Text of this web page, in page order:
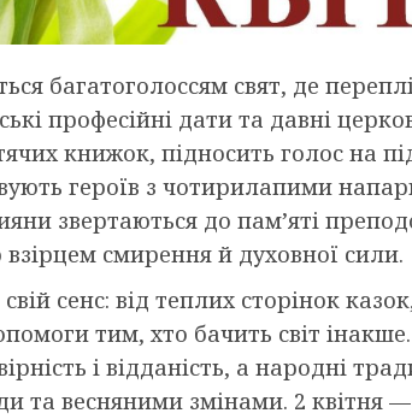
багатоголоссям свят, де
професійні дати та давні
книжок, підносить голос на
героїв з чотирилапими
звертаються до пам’яті
смирення й духовної сили.
сенс: від теплих сторінок
тим, хто бачить світ
і відданість, а народні
та весняними змінами. 2 квітня